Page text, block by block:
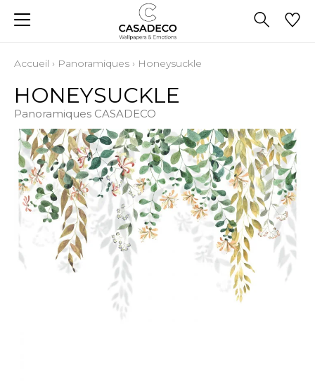
Accueil › Panoramiques › Honeysuckle
HONEYSUCKLE
Panoramiques CASADECO